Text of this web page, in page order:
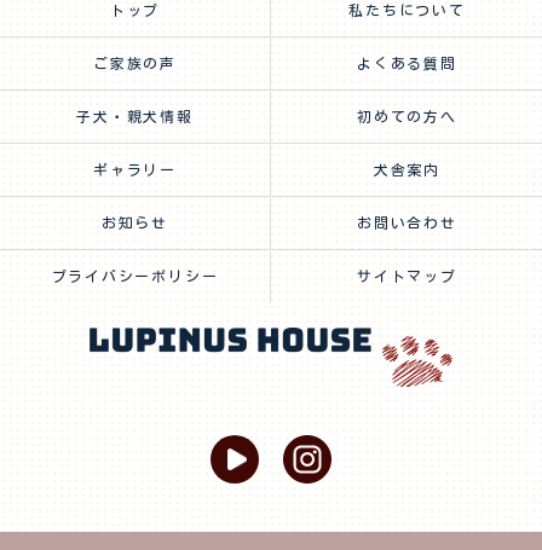
トップ 私たちについて
ご家族の声 よくある質問
子犬・親犬情報 初めての方へ
ギャラリー 犬舎案内
お知らせ お問い合わせ
プライバシーポリシー サイトマップ